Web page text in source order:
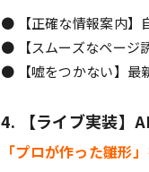
● 【正確な情報案内】
● 【スムーズなページ
● 【嘘をつかない】最
4. 【ライブ実装】
「プロが作った雛形